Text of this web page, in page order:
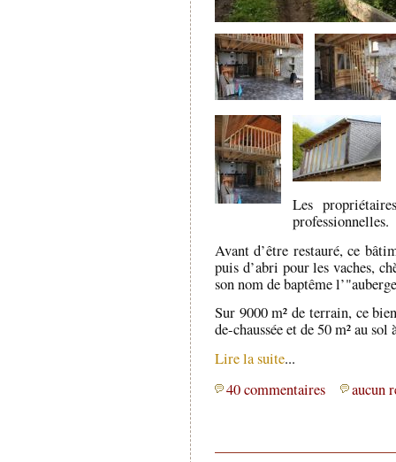
Les
professionnelles.
Avant d’être restauré, ce
puis d’abri pour les vaches,
son nom de baptême
Sur 9000 m² de terrain, ce
de-chaussée et de 50 m² au sol
Lire la suite...
40 commentaires
aucun